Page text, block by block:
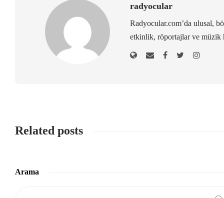
radyocular
Radyocular.com’da ulusal,
etkinlik, röportajlar ve müzik
Related posts
Arama